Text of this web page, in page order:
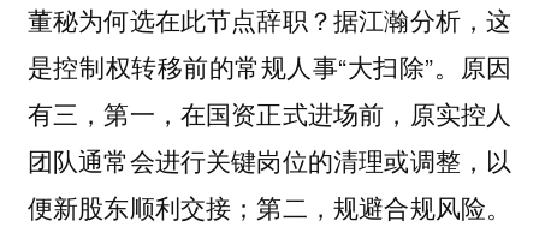
董秘为何选在此节点辞职？据江瀚分析，这
是控制权转移前的常规人事“大扫除”。原因
有三，第一，在国资正式进场前，原实控人
团队通常会进行关键岗位的清理或调整，以
便新股东顺利交接；第二，规避合规风险。